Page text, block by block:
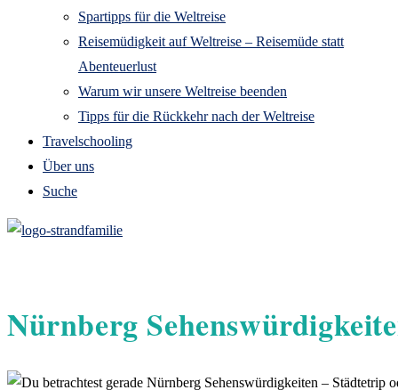
Spartipps für die Weltreise
Reisemüdigkeit auf Weltreise – Reisemüde statt
Abenteuerlust
Warum wir unsere Weltreise beenden
Tipps für die Rückkehr nach der Weltreise
Travelschooling
Über uns
Suche
Nürnberg